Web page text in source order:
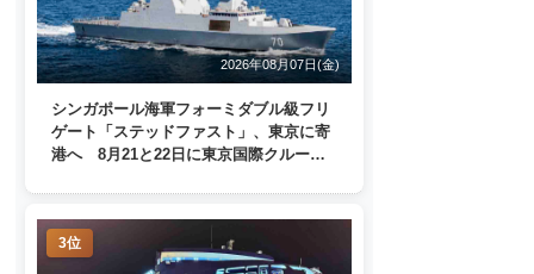
2026年08月07日(金)
シンガポール海軍フォーミダブル級フリ
ゲート「ステッドファスト」、東京に寄
港へ 8月21と22日に東京国際クルーズ
3位